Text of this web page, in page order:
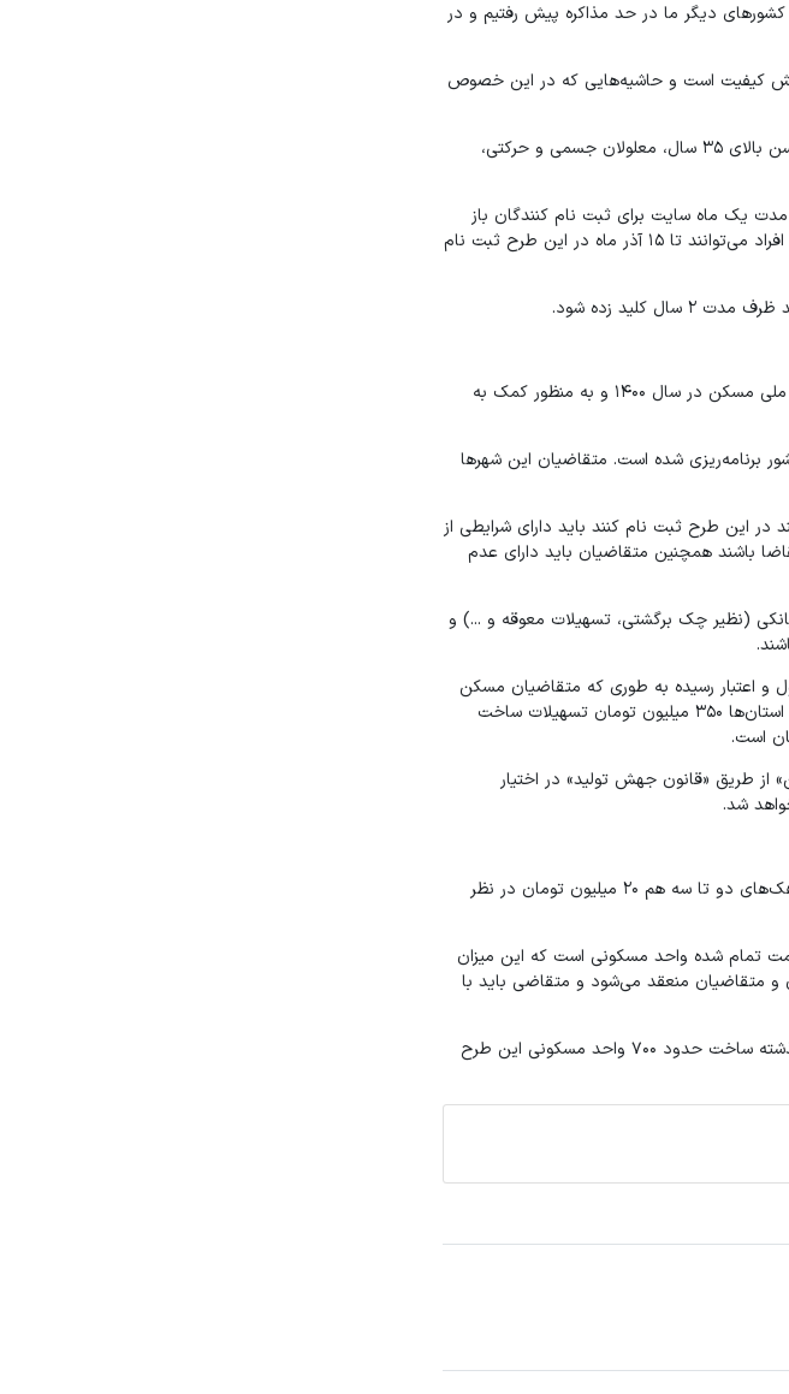
دیگر ما در حد مذاکره پیش رفتیم و در
کیفیت است و حاشیه‌هایی که در این خصوص
در این مصوبه ۵ گروه از مجردها امکان ثبت نام در طرح نهضت ملی مسکن را دارند که شامل خانم‌های مجرد با سن بالای ۳۵ سال، معلولان جسمی و حرکتی،
که از ۲۸ مهر ماه ثبت نام آغاز و مقرر شده بود تا ۲۸ آبان ماه ظرف مدت یک ماه سایت برای ثبت نام کنندگان باز
باشد، اما به گفته معاون وزیر راه وشهرسازی با توجه به استقبال بسیار زیاد متقاضیان مهلت ثبت نام تمدید شد و افراد می‌توانند تا ۱۵ آذر ماه در این طرح ثبت نام
در راستای کمک به تامین مسکن خانوارهای فاقد مسکن، وزارت راه و شهرسازی در نظر دارد در اجرای برنامه نهضت ملی مسکن در سال ۱۴۰۰ و به منظور کمک به
برنامه‌ریزی شده است. متقاضیان این شهرها
در این طرح ثبت نام کنند باید دارای شرایطی از
دارای ۵ سال سابق سکونت در شهر مورد تقاضا باشند همچنین متقاضیان باید دارای عدم
بانکی (نظیر چک برگشتی، تسهیلات معوقه و ...) و
اعتبار رسیده به طوری که متقاضیان مسکن
در تهران ۴۵۰ میلیون تومان، در شهرهای بالای یک میلیون نفر جمعیت (کلان‌شهرها) ۴۰۰ میلیون تومان و در مراکز استان‌ها ۳۵۰ میلیون تومان تسهیلات ساخت
«صندوق ملی مسکن» از طریق «قانون جهش تولید» در اختیار
شد.
میزان آورده متقاضیان در طرح نهضت ملی مسکن مشخص و برای متقاضیان معمولی ۴۰ میلیون تومان و برای دهک‌های دو تا سه هم ۲۰ میلیون تومان در نظر
قیمت تمام شده واحد مسکونی است که این میزان
و متقاضیان منعقد می‌شود و متقاضی باید با
طرح نهضت ملی مسکن تاکنون در چندین شهر کشور کلید خورده و به گفته وزیر راه و شهرسازی در طی یک ماه گذشته ساخت حدود ۷۰۰ واحد مسکونی این طرح